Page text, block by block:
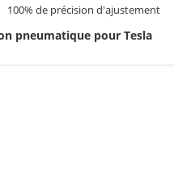
100% de précision d'ajustement
pneumatique pour Tesla